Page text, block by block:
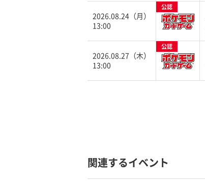
2026.08.24（月）
13:00
公認
2026.08.27（木）
13:00
公認
関連するイベント